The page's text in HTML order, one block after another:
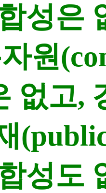
성은
원
없고,
성도